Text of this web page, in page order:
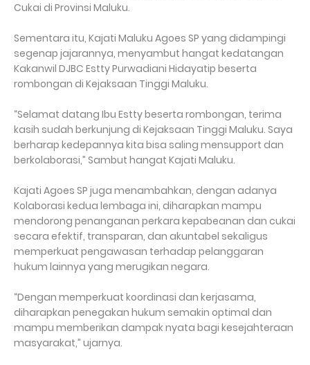
Cukai di Provinsi Maluku.
Sementara itu, Kajati Maluku Agoes SP yang didampingi
segenap jajarannya, menyambut hangat kedatangan
Kakanwil DJBC Estty Purwadiani Hidayatip beserta
rombongan di Kejaksaan Tinggi Maluku.
“Selamat datang Ibu Estty beserta rombongan, terima
kasih sudah berkunjung di Kejaksaan Tinggi Maluku. Saya
berharap kedepannya kita bisa saling mensupport dan
berkolaborasi,” Sambut hangat Kajati Maluku.
Kajati Agoes SP juga menambahkan, dengan adanya
Kolaborasi kedua lembaga ini, diharapkan mampu
mendorong penanganan perkara kepabeanan dan cukai
secara efektif, transparan, dan akuntabel sekaligus
memperkuat pengawasan terhadap pelanggaran
hukum lainnya yang merugikan negara.
“Dengan memperkuat koordinasi dan kerjasama,
diharapkan penegakan hukum semakin optimal dan
mampu memberikan dampak nyata bagi kesejahteraan
masyarakat,” ujarnya.